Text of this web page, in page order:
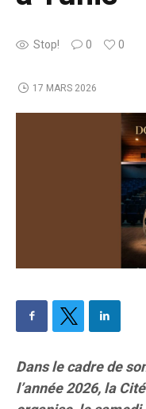
Stop! 0 0
17 MARS 2026
Dans le cadre de
l’année 2026, la